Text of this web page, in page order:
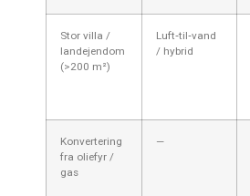
Stor villa /
landejendom
(>200 m²)
Luft‑til‑vand
/ hybrid
Konvertering
fra oliefyr /
gas
—